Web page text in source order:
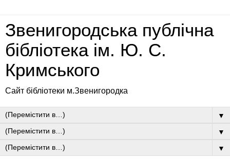
Звенигородська публічна
бібліотека ім. Ю. С.
Кримського
Сайт бібліотеки м.Звенигородка
▼
▼
▼